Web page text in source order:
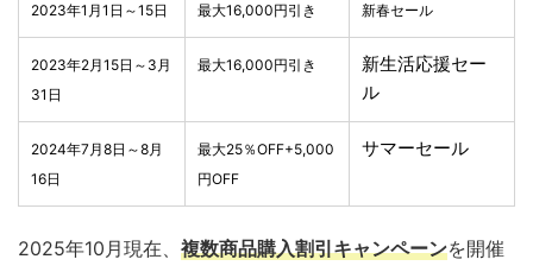
2023年1月1日～15日 最大16,000円引き 新春セール
2023年2月15日～3月
31日
最大16,000円引き
新生活応援セー
ル
2024年7月8日～8月
16日
最大25％OFF+5,000
円OFF
サマーセール
2025年10月現在、 複数商品購入割引キャンペーンを開催